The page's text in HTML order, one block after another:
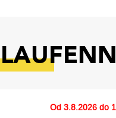
Od 3.8.2026 do